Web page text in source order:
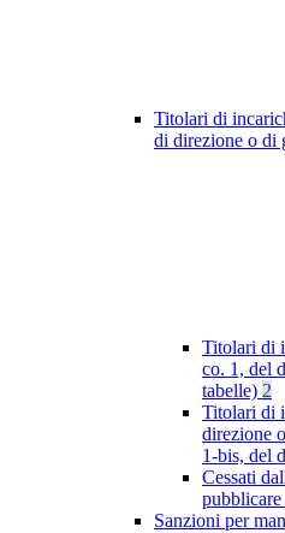
Titolari di
di direzione o di
Titolari di
co. 1, del
tabelle) 2
Titolari di
direzione
1-bis, del
Cessati
Sanzioni per